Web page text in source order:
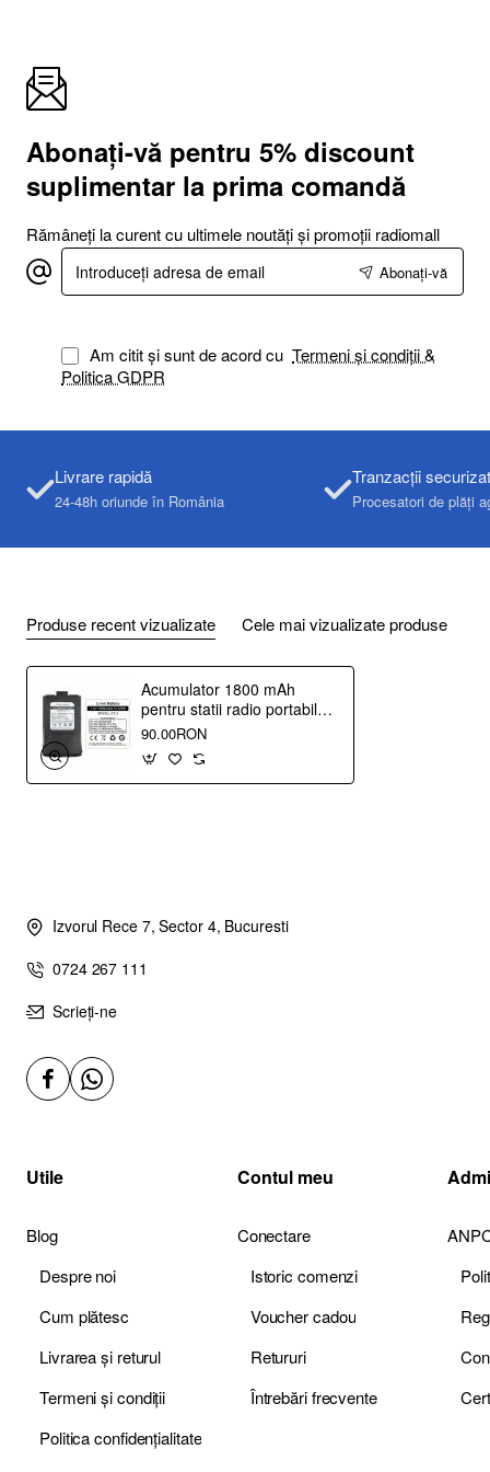
Abonați-vă pentru 5% discount
suplimentar la prima comandă
Rămâneți la curent cu ultimele noutăți și promoții radiomall
Introduceți
adresa
de
Abonați-vă
Am citit și sunt de acord cu Termeni și condiții &
Politica GDPR
Livrare rapidă
24-48h oriunde în România
Tranzacții
Procesatori de plăți
Produse recent vizualizate Cele mai vizualizate produse
Acumulator 1800 mAh
pentru statii radio portabile
Baofeng GT-3, GT-3TP sau
GT-3 Mark II/III
90.00RON
Izvorul Rece 7, Sector 4, Bucuresti
0724 267 111
Scrieți-ne
Utile
Blog
Despre noi
Cum plătesc
Livrarea și returul
Termeni și condiții
Politica confidențialitate
Contul meu
Conectare
Istoric comenzi
Voucher cadou
Retururi
Întrebări frecvente